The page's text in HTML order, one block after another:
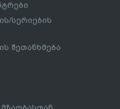
სერიების
შეთანხმება